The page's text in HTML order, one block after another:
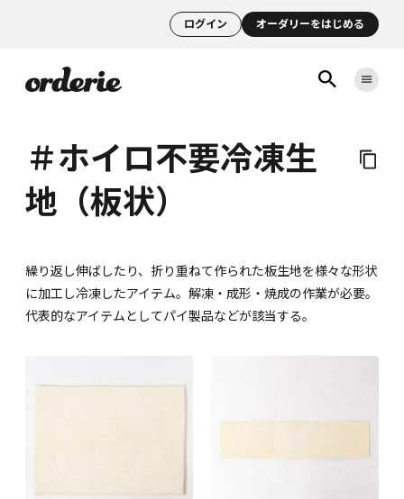
ログイン オーダリーをはじめる
＃ホイロ不要冷凍生
地（板状）
繰り返し伸ばしたり、折り重ねて作られた板生地を様々な形状
に加工し冷凍したアイテム。解凍・成形・焼成の作業が必要。
代表的なアイテムとしてパイ製品などが該当する。